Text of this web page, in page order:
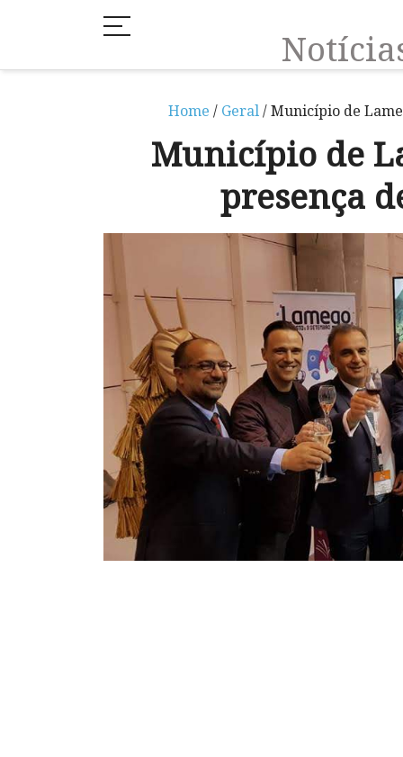
Home / Geral/ Município de
Município de
presença